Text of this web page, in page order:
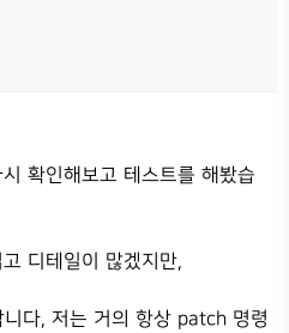
확인해보고 테스트를 해봤습
디테일이 많겠지만,
다, 저는 거의 항상 patch 명령